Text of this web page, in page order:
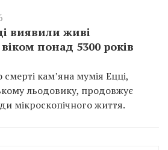
виявили живі
понад 5300 років
кам’яна мумія Ецці,
льодовику, продовжує
мікроскопічного життя.